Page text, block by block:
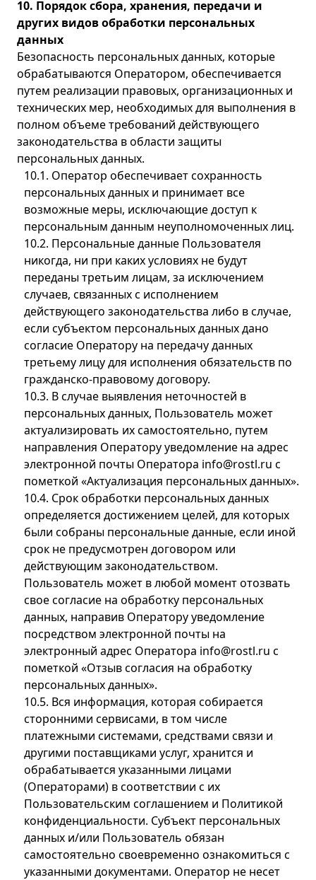
10. Порядок сбора, хранения, передачи и
других видов обработки персональных
данных
Безопасность персональных данных, которые
обрабатываются Оператором, обеспечивается
путем реализации правовых, организационных и
технических мер, необходимых для выполнения в
полном объеме требований действующего
законодательства в области защиты
персональных данных.
10.1. Оператор обеспечивает сохранность
персональных данных и принимает все
возможные меры, исключающие доступ к
персональным данным неуполномоченных лиц.
10.2. Персональные данные Пользователя
никогда, ни при каких условиях не будут
переданы третьим лицам, за исключением
случаев, связанных с исполнением
действующего законодательства либо в случае,
если субъектом персональных данных дано
согласие Оператору на передачу данных
третьему лицу для исполнения обязательств по
гражданско-правовому договору.
10.3. В случае выявления неточностей в
персональных данных, Пользователь может
актуализировать их самостоятельно, путем
направления Оператору уведомление на адрес
электронной почты Оператора info@rostl.ru с
пометкой «Актуализация персональных данных».
10.4. Срок обработки персональных данных
определяется достижением целей, для которых
были собраны персональные данные, если иной
срок не предусмотрен договором или
действующим законодательством.
Пользователь может в любой момент отозвать
свое согласие на обработку персональных
данных, направив Оператору уведомление
посредством электронной почты на
электронный адрес Оператора info@rostl.ru с
пометкой «Отзыв согласия на обработку
персональных данных».
10.5. Вся информация, которая собирается
сторонними сервисами, в том числе
платежными системами, средствами связи и
другими поставщиками услуг, хранится и
обрабатывается указанными лицами
(Операторами) в соответствии с их
Пользовательским соглашением и Политикой
конфиденциальности. Субъект персональных
данных и/или Пользователь обязан
самостоятельно своевременно ознакомиться с
указанными документами. Оператор не несет